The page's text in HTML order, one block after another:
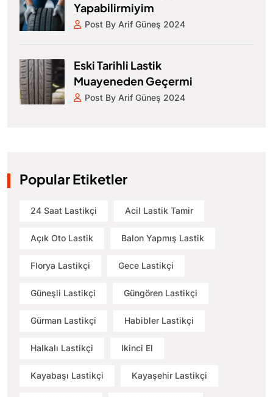
Yapabilirmiyim
Post By Arif Güneş 2024
Eski Tarihli Lastik
Muayeneden Geçermi
Post By Arif Güneş 2024
Popular Etiketler
24 Saat Lastikçi Acil Lastik Tamir
Açık Oto Lastik Balon Yapmış Lastik
Florya Lastikçi Gece Lastikçi
Güneşli Lastikçi Güngören Lastikçi
Gürman Lastikçi Habibler Lastikçi
Halkalı Lastikçi Ikinci El
Kayabaşı Lastikçi Kayaşehir Lastikçi